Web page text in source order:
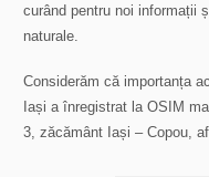
curând pentru noi informații
naturale.
Considerăm că importanța
Iași a înregistrat la OSIM
3, zăcământ Iași – Copou,